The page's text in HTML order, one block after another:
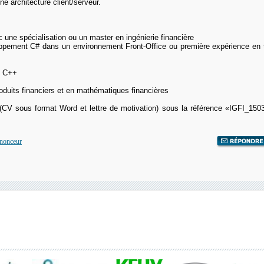
architecture client/serveur.
spécialisation ou un master en ingénierie financière
C# dans un environnement Front-Office ou première expérience en
C++
financiers et en mathématiques financières
sous format Word et lettre de motivation) sous la référence